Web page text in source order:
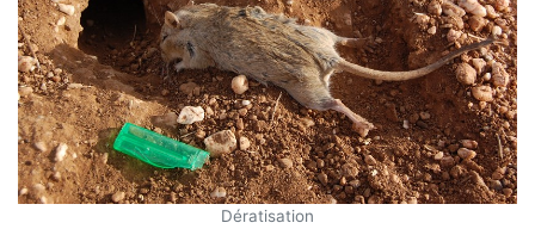
Dératisation